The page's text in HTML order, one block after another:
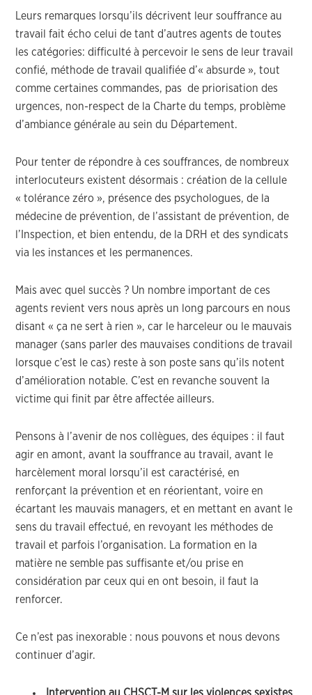
Leurs remarques lorsqu’ils décrivent leur souffrance au
travail fait écho celui de tant d’autres agents de toutes
les catégories: difficulté à percevoir le sens de leur travail
confié, méthode de travail qualifiée d’« absurde », tout
comme certaines commandes, pas de priorisation des
urgences, non-respect de la Charte du temps, problème
d’ambiance générale au sein du Département.
Pour tenter de répondre à ces souffrances, de nombreux
interlocuteurs existent désormais : création de la cellule
« tolérance zéro », présence des psychologues, de la
médecine de prévention, de l’assistant de prévention, de
l’Inspection, et bien entendu, de la DRH et des syndicats
via les instances et les permanences.
Mais avec quel succès ? Un nombre important de ces
agents revient vers nous après un long parcours en nous
disant « ça ne sert à rien », car le harceleur ou le mauvais
manager (sans parler des mauvaises conditions de travail
lorsque c’est le cas) reste à son poste sans qu’ils notent
d’amélioration notable. C’est en revanche souvent la
victime qui finit par être affectée ailleurs.
Pensons à l’avenir de nos collègues, des équipes : il faut
agir en amont, avant la souffrance au travail, avant le
harcèlement moral lorsqu’il est caractérisé, en
renforçant la prévention et en réorientant, voire en
écartant les mauvais managers, et en mettant en avant le
sens du travail effectué, en revoyant les méthodes de
travail et parfois l’organisation. La formation en la
matière ne semble pas suffisante et/ou prise en
considération par ceux qui en ont besoin, il faut la
renforcer.
Ce n’est pas inexorable : nous pouvons et nous devons
continuer d’agir.